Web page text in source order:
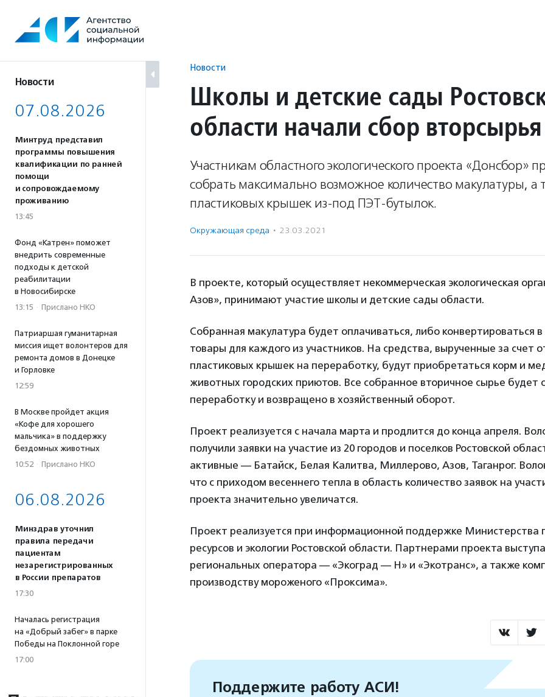
содержанию
Новости
07.08.2026
Минтруд представил
программы повышения
квалификации по ранней
помощи
и сопровождаемому
проживанию
13:45
Фонд «Катрен» поможет
внедрить современные
подходы к детской
реабилитации
в Новосибирске
13:15 · Прислано НКО
Патриаршая гуманитарная
миссия ищет волонтеров для
ремонта домов в Донецке
и Горловке
12:59
В Москве пройдет акция
«Кофе для хорошего
мальчика» в поддержку
бездомных животных
10:52 · Прислано НКО
06.08.2026
Минздрав уточнил
правила передачи
пациентам
незарегистрированных
в России препаратов
17:30
Началась регистрация
на «Добрый забег» в парке
Победы на Поклонной горе
17:00
Новости
Школы и детские сады
области начали сбор вторсырья
Участникам областного экологического проекта «Донсбор»
собрать максимально возможное количество макулатуры, а
пластиковых крышек из-под ПЭТ-бутылок.
Окружающая среда · 23.03.2021
В проекте, который осуществляет некоммерческая экологическая
Азов», принимают участие школы и детские сады области.
Собранная макулатура будет оплачиваться, либо конвертироваться в
товары для каждого из участников. На средства, вырученные за счет
пластиковых крышек на переработку, будут приобретаться корм и
животных городских приютов. Все собранное вторичное сырье будет
переработку и возвращено в хозяйственный оборот.
Проект реализуется с начала марта и продлится до конца апреля.
получили заявки на участие из 20 городов и поселков Ростовской
активные — Батайск, Белая Калитва, Миллерово, Азов, Таганрог.
что с приходом весеннего тепла в область количество заявок на
проекта значительно увеличатся.
Проект реализуется при информационной поддержке Министерства
ресурсов и экологии Ростовской области. Партнерами проекта
региональных оператора — «Экоград — Н» и «Экотранс», а также
производству мороженого «Проксима».
Поддержите работу АСИ!